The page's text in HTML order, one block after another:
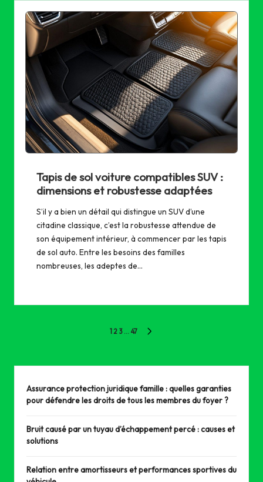
Tapis de sol voiture compatibles SUV :
dimensions et robustesse adaptées
S’il y a bien un détail qui distingue un SUV d’une
citadine classique, c’est la robustesse attendue de
son équipement intérieur, à commencer par les tapis
de sol auto. Entre les besoins des familles
nombreuses, les adeptes de…
1 2 3 … 47
Assurance protection juridique famille : quelles garanties
pour défendre les droits de tous les membres du foyer ?
Bruit causé par un tuyau d’échappement percé : causes et
solutions
Relation entre amortisseurs et performances sportives du